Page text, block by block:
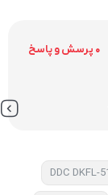
0 پرسش و پاسخ